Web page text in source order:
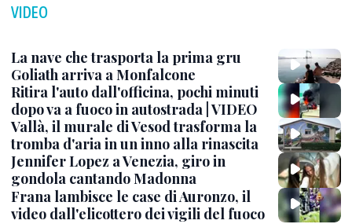
VIDEO
La nave che trasporta la prima gru
Goliath arriva a Monfalcone
Ritira l'auto dall'officina, pochi minuti
dopo va a fuoco in autostrada | VIDEO
Vallà, il murale di Vesod trasforma la
tromba d'aria in un inno alla rinascita
Jennifer Lopez a Venezia, giro in
gondola cantando Madonna
Frana lambisce le case di Auronzo, il
video dall'elicottero dei vigili del fuoco